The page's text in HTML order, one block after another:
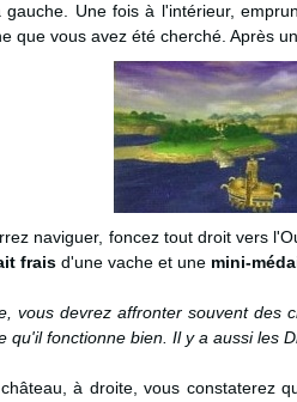
gauche. Une fois à l'intérieur,
que vous avez été cherché. Après
naviguer, foncez tout droit vers
frais d'une vache et une mini-
vous devrez affronter souvent des
qu'il fonctionne bien. Il y a aussi les
à droite, vous constaterez